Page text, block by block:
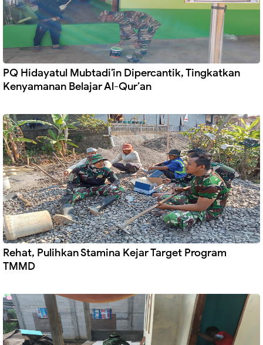
PQ Hidayatul Mubtadi’in Dipercantik, Tingkatkan
Kenyamanan Belajar Al-Qur’an
Rehat, Pulihkan Stamina Kejar Target Program
TMMD